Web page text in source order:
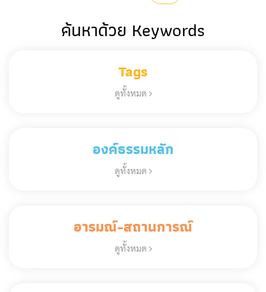
page
ค้นหาด้วย Keywords
Tags
ดูทั้งหมด
องค์ธรรมหลัก
ดูทั้งหมด
อารมณ์-สถานการณ์
ดูทั้งหมด